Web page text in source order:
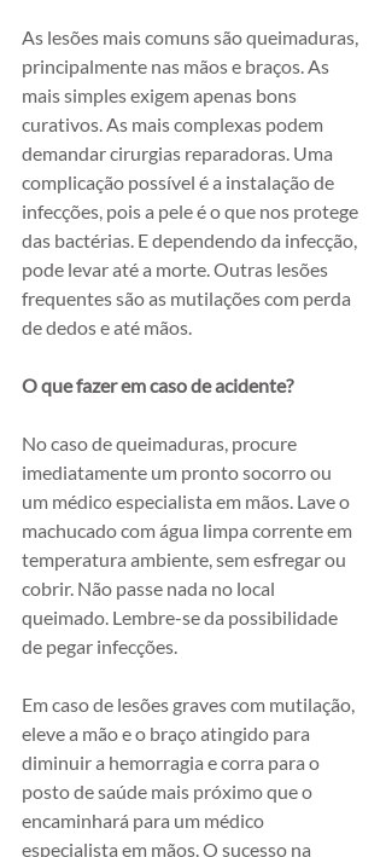
As lesões mais comuns são queimaduras,
principalmente nas mãos e braços. As
mais simples exigem apenas bons
curativos. As mais complexas podem
demandar cirurgias reparadoras. Uma
complicação possível é a instalação de
infecções, pois a pele é o que nos protege
das bactérias. E dependendo da infecção,
pode levar até a morte. Outras lesões
frequentes são as mutilações com perda
de dedos e até mãos.
O que fazer em caso de acidente?
No caso de queimaduras, procure
imediatamente um pronto socorro ou
um médico especialista em mãos. Lave o
machucado com água limpa corrente em
temperatura ambiente, sem esfregar ou
cobrir. Não passe nada no local
queimado. Lembre-se da possibilidade
de pegar infecções.
Em caso de lesões graves com mutilação,
eleve a mão e o braço atingido para
diminuir a hemorragia e corra para o
posto de saúde mais próximo que o
encaminhará para um médico
especialista em mãos. O sucesso na